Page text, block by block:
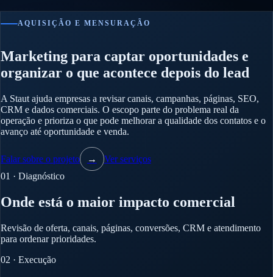
AQUISIÇÃO E MENSURAÇÃO
Marketing para captar oportunidades e
organizar o que acontece depois do lead
A Staut ajuda empresas a revisar canais, campanhas, páginas, SEO,
CRM e dados comerciais. O escopo parte do problema real da
operação e prioriza o que pode melhorar a qualidade dos contatos e o
avanço até oportunidade e venda.
Falar sobre o projeto →
Ver serviços
01 · Diagnóstico
Onde está o maior impacto comercial
Revisão de oferta, canais, páginas, conversões, CRM e atendimento
para ordenar prioridades.
02 · Execução